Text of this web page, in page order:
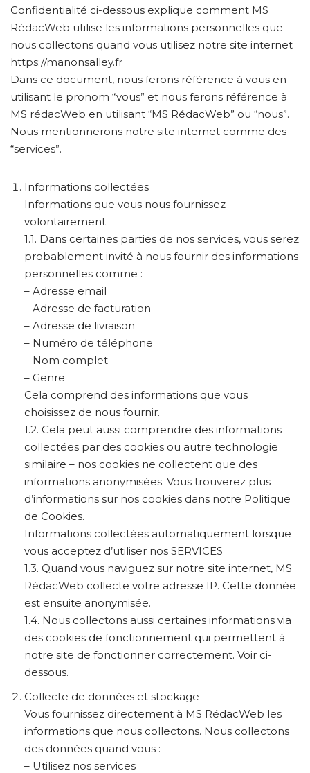
Confidentialité ci-dessous explique comment MS
RédacWeb utilise les informations personnelles que
nous collectons quand vous utilisez notre site internet
https://manonsalley.fr
Dans ce document, nous ferons référence à vous en
utilisant le pronom “vous” et nous ferons référence à
MS rédacWeb en utilisant “MS RédacWeb” ou “nous”.
Nous mentionnerons notre site internet comme des
“services”.
Informations collectées
Informations que vous nous fournissez
volontairement
1.1. Dans certaines parties de nos services, vous serez
probablement invité à nous fournir des informations
personnelles comme :
– Adresse email
– Adresse de facturation
– Adresse de livraison
– Numéro de téléphone
– Nom complet
– Genre
Cela comprend des informations que vous
choisissez de nous fournir.
1.2. Cela peut aussi comprendre des informations
collectées par des cookies ou autre technologie
similaire – nos cookies ne collectent que des
informations anonymisées. Vous trouverez plus
d’informations sur nos cookies dans notre Politique
de Cookies.
Informations collectées automatiquement lorsque
vous acceptez d’utiliser nos SERVICES
1.3. Quand vous naviguez sur notre site internet, MS
RédacWeb collecte votre adresse IP. Cette donnée
est ensuite anonymisée.
1.4. Nous collectons aussi certaines informations via
des cookies de fonctionnement qui permettent à
notre site de fonctionner correctement. Voir ci-
dessous.
Collecte de données et stockage
Vous fournissez directement à MS RédacWeb les
informations que nous collectons. Nous collectons
des données quand vous :
– Utilisez nos services